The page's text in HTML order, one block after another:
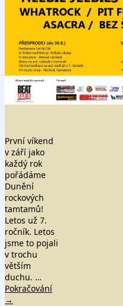
První víkend
v září jako
každý rok
pořádáme
Dunění
rockových
tamtamů!
Letos už 7.
ročník. Letos
jsme to pojali
v trochu
větším
duchu. …
Pokračování
→